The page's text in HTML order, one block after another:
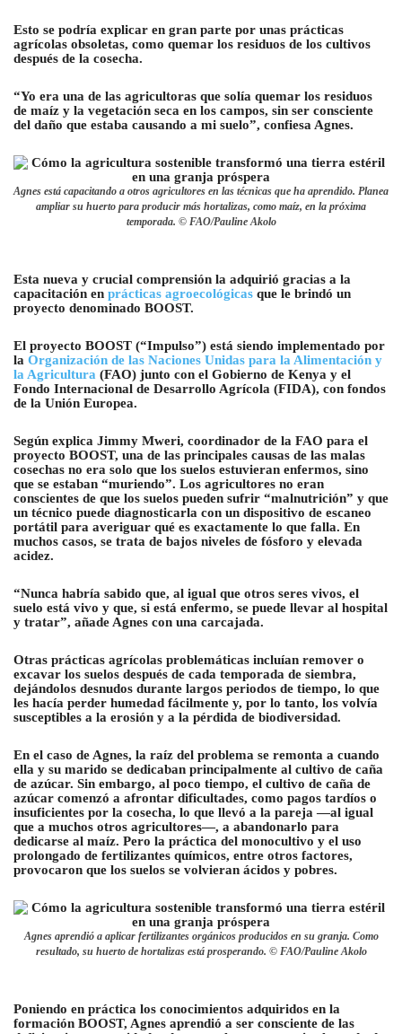
Esto se podría explicar en gran parte por unas prácticas
agrícolas obsoletas, como quemar los residuos de los cultivos
después de la cosecha.
“Yo era una de las agricultoras que solía quemar los residuos
de maíz y la vegetación seca en los campos, sin ser consciente
del daño que estaba causando a mi suelo”, confiesa Agnes.
Agnes está capacitando a otros agricultores en las técnicas que ha aprendido. Planea
ampliar su huerto para producir más hortalizas, como maíz, en la próxima
temporada. © FAO/Pauline Akolo
Esta nueva y crucial comprensión la adquirió gracias a la
capacitación en prácticas agroecológicas que le brindó un
proyecto denominado BOOST.
El proyecto BOOST (“Impulso”) está siendo implementado por
la Organización de las Naciones Unidas para la Alimentación y
la Agricultura (FAO) junto con el Gobierno de Kenya y el
Fondo Internacional de Desarrollo Agrícola (FIDA), con fondos
de la Unión Europea.
Según explica Jimmy Mweri, coordinador de la FAO para el
proyecto BOOST, una de las principales causas de las malas
cosechas no era solo que los suelos estuvieran enfermos, sino
que se estaban “muriendo”. Los agricultores no eran
conscientes de que los suelos pueden sufrir “malnutrición” y que
un técnico puede diagnosticarla con un dispositivo de escaneo
portátil para averiguar qué es exactamente lo que falla. En
muchos casos, se trata de bajos niveles de fósforo y elevada
acidez.
“Nunca habría sabido que, al igual que otros seres vivos, el
suelo está vivo y que, si está enfermo, se puede llevar al hospital
y tratar”, añade Agnes con una carcajada.
Otras prácticas agrícolas problemáticas incluían remover o
excavar los suelos después de cada temporada de siembra,
dejándolos desnudos durante largos periodos de tiempo, lo que
les hacía perder humedad fácilmente y, por lo tanto, los volvía
susceptibles a la erosión y a la pérdida de biodiversidad.
En el caso de Agnes, la raíz del problema se remonta a cuando
ella y su marido se dedicaban principalmente al cultivo de caña
de azúcar. Sin embargo, al poco tiempo, el cultivo de caña de
azúcar comenzó a afrontar dificultades, como pagos tardíos o
insuficientes por la cosecha, lo que llevó a la pareja —al igual
que a muchos otros agricultores—, a abandonarlo para
dedicarse al maíz. Pero la práctica del monocultivo y el uso
prolongado de fertilizantes químicos, entre otros factores,
provocaron que los suelos se volvieran ácidos y pobres.
Agnes aprendió a aplicar fertilizantes orgánicos producidos en su granja. Como
resultado, su huerto de hortalizas está prosperando. © FAO/Pauline Akolo
Poniendo en práctica los conocimientos adquiridos en la
formación BOOST, Agnes aprendió a ser consciente de las